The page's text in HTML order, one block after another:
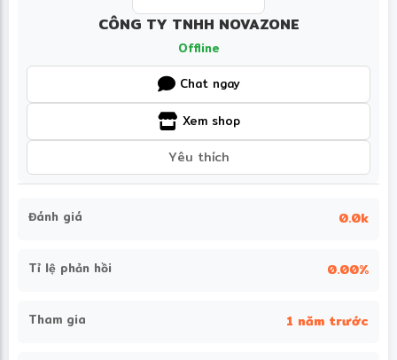
CÔNG TY TNHH NOVAZONE
Offline
Chat ngay
Xem shop
Yêu thích
Đánh giá 0.0k
Tỉ lệ phản hồi 0.00%
Tham gia 1 năm trước
❆